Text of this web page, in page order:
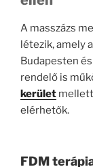
A masszázs
létezik, amely
Budapesten
rendelő is
kerület
elérhetők.
FDM